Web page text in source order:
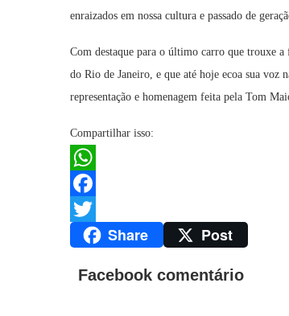
enraizados em nossa cultura e passado de
Com destaque para o último carro que trouxe
do Rio de Janeiro, e que até hoje ecoa sua
representação e homenagem feita pela Tom
Compartilhar isso:
WhatsApp
Facebook
Twitter Share Post
Facebook comentário